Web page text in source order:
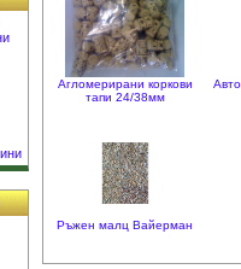
Агломерирани коркови
тапи 24/38мм
Ръжен малц Вайерман